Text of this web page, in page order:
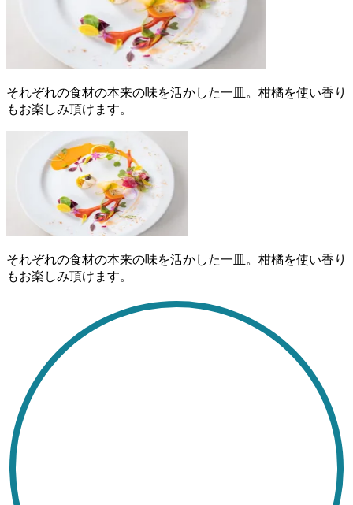
それぞれの食材の本来の味を活かした一皿。柑橘を使い香り
もお楽しみ頂けます。
それぞれの食材の本来の味を活かした一皿。柑橘を使い香り
もお楽しみ頂けます。